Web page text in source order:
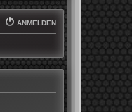
ANMELDEN